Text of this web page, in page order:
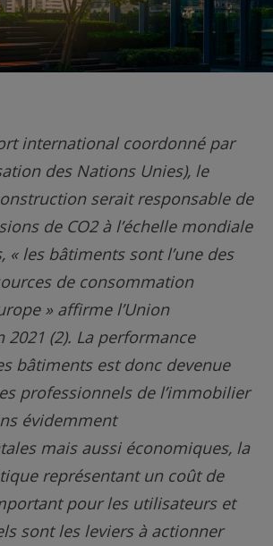
international coordonné par
des Nations Unies), le
serait responsable de
de CO2 à l’échelle mondiale
« les bâtiments sont l’une des
de consommation
» affirme l’Union
2021 (2). La performance
bâtiments est donc devenue
professionnels de l’immobilier
évidemment
mais aussi économiques, la
représentant un coût de
pour les utilisateurs et
sont les leviers à actionner